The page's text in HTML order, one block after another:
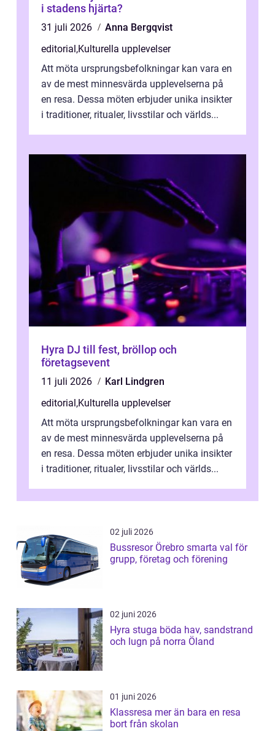
i stadens hjärta?
31 juli 2026
Anna Bergqvist
editorial,Kulturella upplevelser
Att möta ursprungsbefolkningar kan vara en
av de mest minnesvärda upplevelserna på
en resa. Dessa möten erbjuder unika insikter
i traditioner, ritualer, livsstilar och världs...
Hyra DJ till fest, bröllop och
företagsevent
11 juli 2026
Karl Lindgren
editorial,Kulturella upplevelser
Att möta ursprungsbefolkningar kan vara en
av de mest minnesvärda upplevelserna på
en resa. Dessa möten erbjuder unika insikter
i traditioner, ritualer, livsstilar och världs...
02 juli 2026
Bussresor Örebro smarta val för
grupp, företag och förening
02 juni 2026
Hyra stuga böda hav, sandstrand
och lugn på norra Öland
01 juni 2026
Klassresa mer än bara en resa
bort från skolan